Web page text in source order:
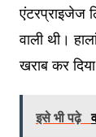
एंटरप्राइजेज
वाली थी।
खराब कर
इसे भी पढ़े